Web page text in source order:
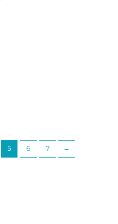
5 6 7 →